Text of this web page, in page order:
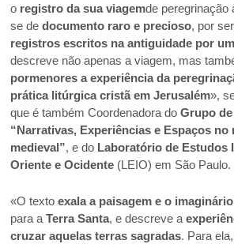
o registro da sua viagemde peregrinação
se dedocumento raro e precioso, por
registros escritos na antiguidade por
descreve não apenas a viagem, mas
pormenores a experiência da
prática litúrgica cristã em Jerusalém»,
que é também Coordenadora doGrupo
“Narrativas, Experiências e Espaços no
medieval”, e do Laboratório de Estudos
Oriente e Ocidente (LEIO) em São Paulo.
«O textoexala a paisagem e o
para aTerra Santa, e descreve a
cruzar aquelas terras sagradas. Para